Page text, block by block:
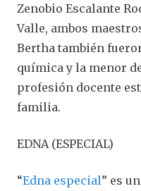
Zenobio Escalante
Valle, ambos
Bertha también
química y la menor
profesión docente
familia.
EDNA (ESPECIAL)
“Edna especial” es